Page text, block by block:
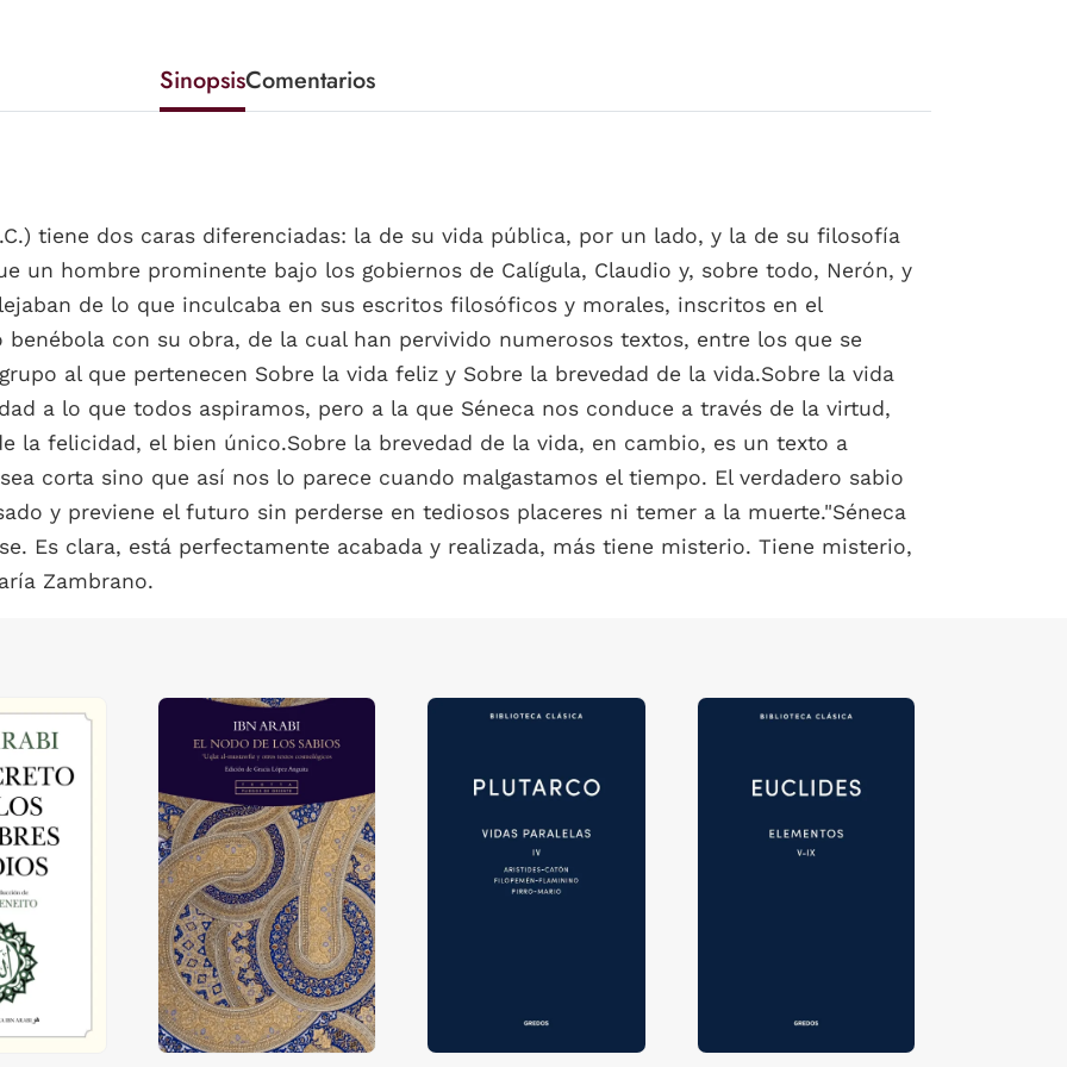
SinopsisComentarios
tiene dos caras diferenciadas: la de su vida pública, por un lado, y la de su filosofía
un hombre prominente bajo los gobiernos de Calígula, Claudio y, sobre todo, Nerón, y
de lo que inculcaba en sus escritos filosóficos y morales, inscritos en el
con su obra, de la cual han pervivido numerosos textos, entre los que se
al que pertenecen Sobre la vida feliz y Sobre la brevedad de la vida.Sobre la vida
a lo que todos aspiramos, pero a la que Séneca nos conduce a través de la virtud,
la felicidad, el bien único.Sobre la brevedad de la vida, en cambio, es un texto a
corta sino que así nos lo parece cuando malgastamos el tiempo. El verdadero sabio
y previene el futuro sin perderse en tediosos placeres ni temer a la muerte."Séneca
Es clara, está perfectamente acabada y realizada, más tiene misterio. Tiene misterio,
Zambrano.